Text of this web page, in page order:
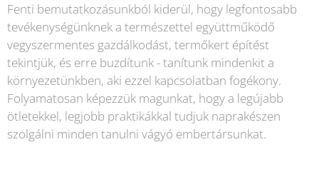
Fenti bemutatkozásunkból kiderül, hogy legfontosabb
tevékenységünknek a természettel együttműködő
vegyszermentes gazdálkodást, termőkert építést
tekintjük, és erre buzdítunk - tanítunk mindenkit a
környezetünkben, aki ezzel kapcsolatban fogékony.
Folyamatosan képezzük magunkat, hogy a legújabb
ötletekkel, legjobb praktikákkal tudjuk naprakészen
szolgálni minden tanulni vágyó embertársunkat.